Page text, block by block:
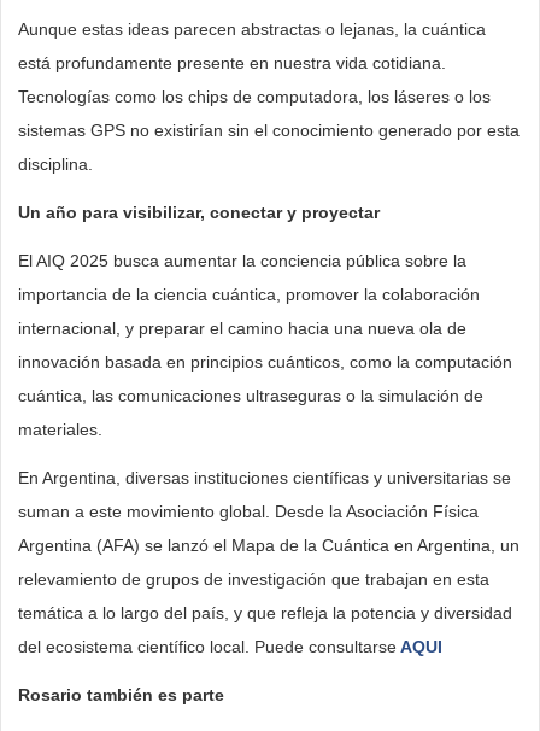
Aunque estas ideas parecen abstractas o lejanas, la cuántica
está profundamente presente en nuestra vida cotidiana.
Tecnologías como los chips de computadora, los láseres o los
sistemas GPS no existirían sin el conocimiento generado por esta
disciplina.
Un año para visibilizar, conectar y proyectar
El AIQ 2025 busca aumentar la conciencia pública sobre la
importancia de la ciencia cuántica, promover la colaboración
internacional, y preparar el camino hacia una nueva ola de
innovación basada en principios cuánticos, como la computación
cuántica, las comunicaciones ultraseguras o la simulación de
materiales.
En Argentina, diversas instituciones científicas y universitarias se
suman a este movimiento global. Desde la Asociación Física
Argentina (AFA) se lanzó el Mapa de la Cuántica en Argentina, un
relevamiento de grupos de investigación que trabajan en esta
temática a lo largo del país, y que refleja la potencia y diversidad
del ecosistema científico local. Puede consultarseAQUI
Rosario también es parte